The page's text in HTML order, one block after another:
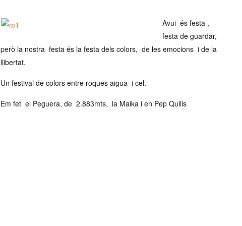
Avui és festa ,
festa de guardar,
però la nostra festa és la festa dels colors, de les emocions i de la
llibertat.
Un festival de colors entre roques aigua i cel.
Em fet el Peguera, de 2.883mts, la Maika i en Pep Quilis